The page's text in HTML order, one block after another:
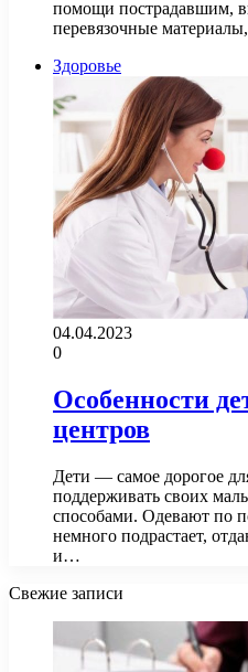
помощи пострадавшим,
перевязочные
Здоровье
04.04.2023
0
Особенности
центров
Дети — самое дорогое
поддерживать своих
способами. Одевают по
немного подрастает,
и…
Свежие записи